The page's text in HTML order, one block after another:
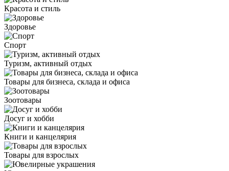
Красота и стиль
Здоровье
Спорт
Туризм, активный отдых
Товары для бизнеса, склада и офиса
Зоотовары
Досуг и хобби
Книги и канцелярия
Товары для взрослых